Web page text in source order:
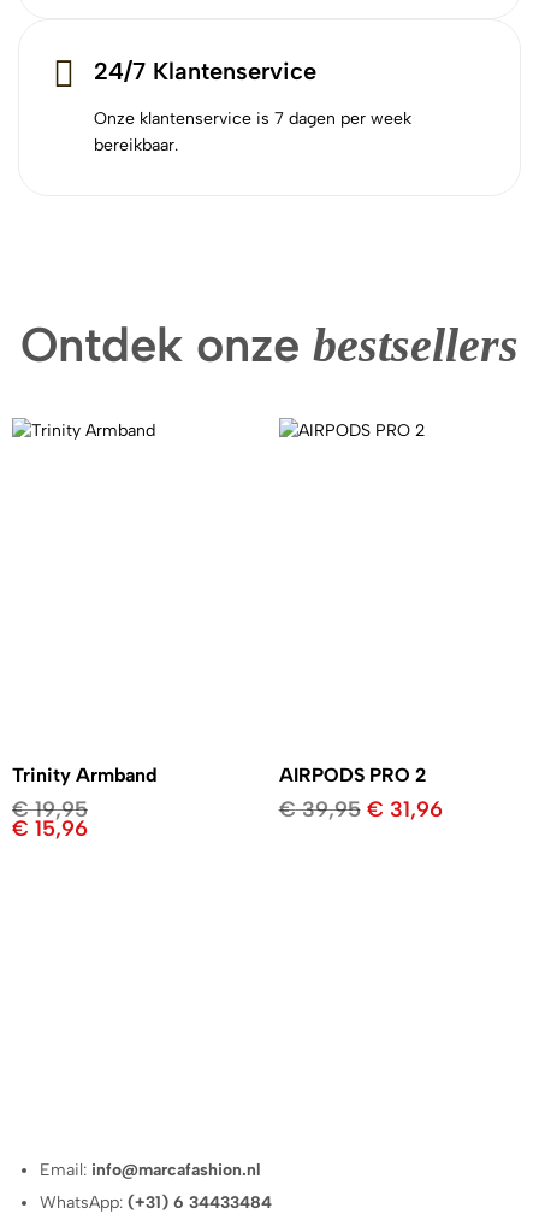
24/7 Klantenservice
Onze klantenservice is 7 dagen per week
bereikbaar.
Ontdek onze bestsellers
Trinity Armband
€19,95
€ 15,96
AIRPODS PRO 2
€39,95 € 31,96
Email: info@marcafashion.nl
WhatsApp:(+31) 6 34433484